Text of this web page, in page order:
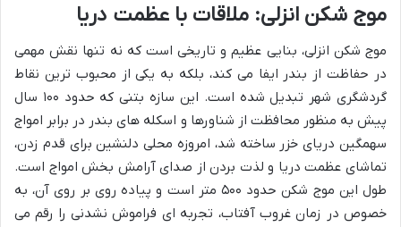
موج شکن انزلی: ملاقات با عظمت دریا
موج شکن انزلی، بنایی عظیم و تاریخی است که نه تنها نقش مهمی
در حفاظت از بندر ایفا می کند، بلکه به یکی از محبوب ترین نقاط
گردشگری شهر تبدیل شده است. این سازه بتنی که حدود ۱۰۰ سال
پیش به منظور محافظت از شناورها و اسکله های بندر در برابر امواج
سهمگین دریای خزر ساخته شد، امروزه محلی دلنشین برای قدم زدن،
تماشای عظمت دریا و لذت بردن از صدای آرامش بخش امواج است.
طول این موج شکن حدود ۵۰۰ متر است و پیاده روی بر روی آن، به
خصوص در زمان غروب آفتاب، تجربه ای فراموش نشدنی را رقم می